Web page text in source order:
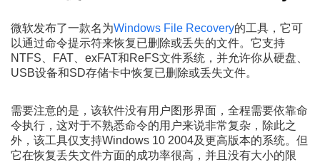
微软发布了一款名为Windows File Recovery的工具，它可
以通过命令提示符来恢复已删除或丢失的文件。它支持
NTFS、FAT、exFAT和ReFS文件系统，并允许你从硬盘、
USB设备和SD存储卡中恢复已删除或丢失文件。
需要注意的是，该软件没有用户图形界面，全程需要依靠命
令执行，这对于不熟悉命令的用户来说非常复杂，除此之
外，该工具仅支持Windows 10 2004及更高版本的系统。但
它在恢复丢失文件方面的成功率很高，并且没有大小的限